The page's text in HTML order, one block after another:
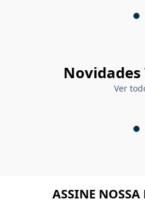
Novidades
Ver
ASSINE NOSSA